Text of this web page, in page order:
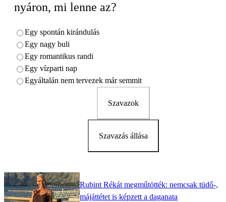
nyáron, mi lenne az?
Egy spontán kirándulás
Egy nagy buli
Egy romantikus randi
Egy vízparti nap
Egyáltalán nem tervezek már semmit
Szavazok
Szavazás állása
Rubint Rékát megműtötték: nemcsak tüdő-,
májáttétet is képzett a daganata